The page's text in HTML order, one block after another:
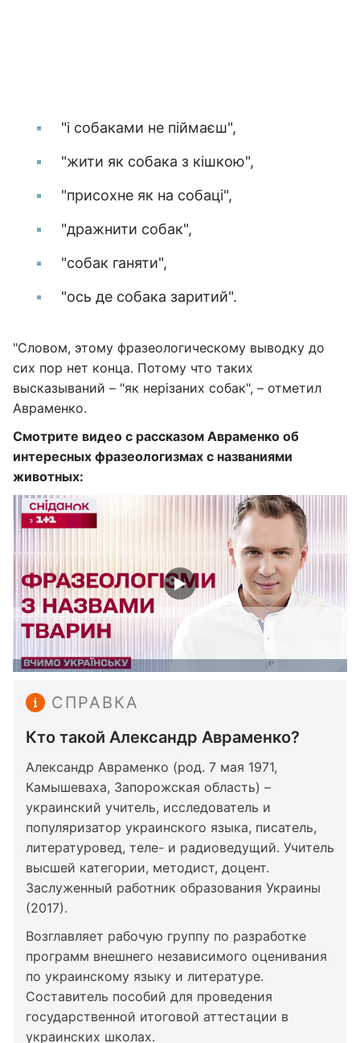
"і собаками не піймаєш",
"жити як собака з кішкою",
"присохне як на собаці",
"дражнити собак",
"собак ганяти",
"ось де собака заритий".
"Словом, этому фразеологическому выводку до
сих пор нет конца. Потому что таких
высказываний – "як нерізаних собак", – отметил
Авраменко.
Смотрите видео с рассказом Авраменко об
интересных фразеологизмах с названиями
животных:
СПРАВКА
Кто такой Александр Авраменко?
Александр Авраменко (род. 7 мая 1971,
Камышеваха, Запорожская область) –
украинский учитель, исследователь и
популяризатор украинского языка, писатель,
литературовед, теле- и радиоведущий. Учитель
высшей категории, методист, доцент.
Заслуженный работник образования Украины
(2017).
Возглавляет рабочую группу по разработке
программ внешнего независимого оценивания
по украинскому языку и литературе.
Составитель пособий для проведения
государственной итоговой аттестации в
украинских школах.